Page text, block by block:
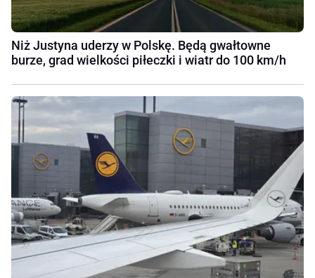
Niż Justyna uderzy w Polskę. Będą gwałtowne
burze, grad wielkości piłeczki i wiatr do 100 km/h